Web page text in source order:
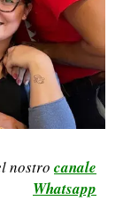
nostro canale
Whatsapp